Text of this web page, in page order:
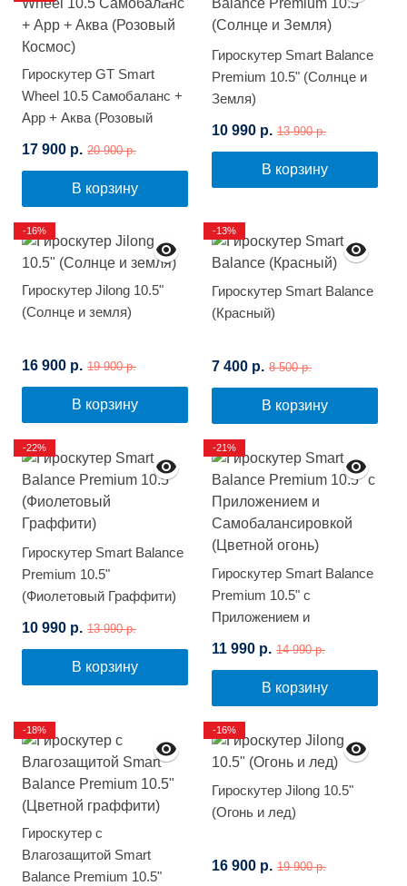
Гироскутер GT Smart
Wheel 10.5 Самобаланс +
App + Аква (Розовый
17 900 р. 20 900 р.
В корзину
Гироскутер Smart Balance
Premium 10.5" (Солнце и
Земля)
10 990 р. 13 990 р.
В корзину
Гироскутер Jilong 10.5"
(Солнце и земля)
16 900 р. 19 900 р.
В корзину
-16%
Гироскутер Smart Balance
(Красный)
7 400 р. 8 500 р.
В корзину
-13%
Гироскутер Smart Balance
Premium 10.5"
(Фиолетовый Граффити)
10 990 р. 13 990 р.
В корзину
-22%
Гироскутер Smart Balance
Premium 10.5" с
Приложением и
(Цветной огонь)
11 990 р. 14 990 р.
В корзину
-21%
Гироскутер с
Влагозащитой Smart
Balance Premium 10.5"
-18%
Гироскутер Jilong 10.5"
(Огонь и лед)
16 900 р. 19 900 р.
-16%